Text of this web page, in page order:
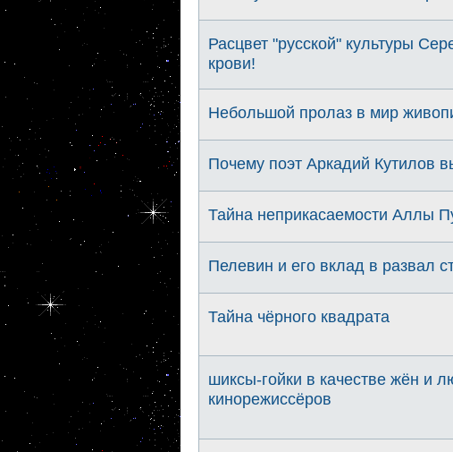
Расцвет "русской" культуры
крови!
Небольшой пролаз в мир
Почему поэт Аркадий Кутилов
Тайна неприкасаемости Аллы
Пелевин и его вклад в развал
Тайна чёрного квадрата
шиксы-гойки в качестве жён и
кинорежиссёров